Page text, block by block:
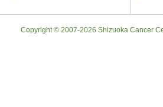
Copyright © 2007-2026 Shizuoka Cancer